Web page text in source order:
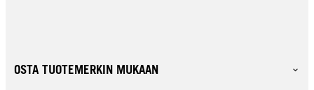
OSTA TUOTEMERKIN MUKAAN